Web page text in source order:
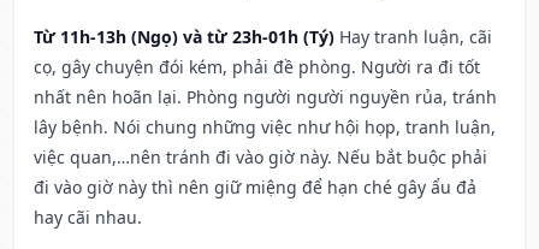
Từ 11h-13h (Ngọ) và từ 23h-01h (Tý) Hay tranh luận, cãi
cọ, gây chuyện đói kém, phải đề phòng. Người ra đi tốt
nhất nên hoãn lại. Phòng người người nguyền rủa, tránh
lây bệnh. Nói chung những việc như hội họp, tranh luận,
việc quan,…nên tránh đi vào giờ này. Nếu bắt buộc phải
đi vào giờ này thì nên giữ miệng để hạn ché gây ẩu đả
hay cãi nhau.